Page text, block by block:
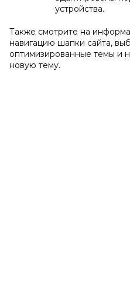
устройства.
Также смотрите на
навигацию шапки сайта,
оптимизированные темы и
новую тему.